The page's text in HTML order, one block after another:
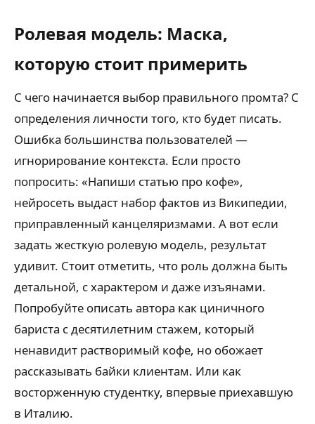
Ролевая модель: Маска,
которую стоит примерить
С чего начинается выбор правильного промта? С
определения личности того, кто будет писать.
Ошибка большинства пользователей —
игнорирование контекста. Если просто
попросить: «Напиши статью про кофе»,
нейросеть выдаст набор фактов из Википедии,
приправленный канцеляризмами. А вот если
задать жесткую ролевую модель, результат
удивит. Стоит отметить, что роль должна быть
детальной, с характером и даже изъянами.
Попробуйте описать автора как циничного
бариста с десятилетним стажем, который
ненавидит растворимый кофе, но обожает
рассказывать байки клиентам. Или как
восторженную студентку, впервые приехавшую
в Италию.